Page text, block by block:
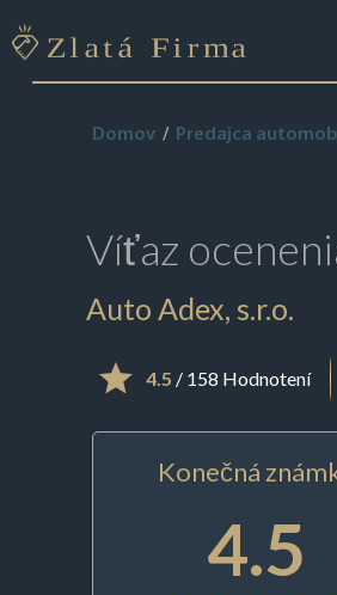
Domov Predajca
Víťaz
Auto Adex, s.r.o.
4.5 / 158 Hodnotení
Konečná
4.5